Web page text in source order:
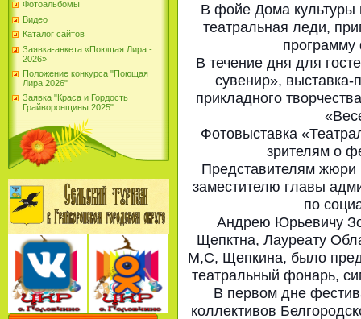
Фотоальбомы
Видео
Каталог сайтов
Заявка-анкета «Поющая Лира -
2026»
Положение конкурса "Поющая
Лира 2026"
Заявка "Краса и Гордость
Грайворонщины 2025"
В фойе Дома культуры
театральная леди,
программу
В течение дня для
сувенир»,
прикладного
Фотовыставка
зрителям о
Представителям жюри
заместителю главы
по
Андрею Юрьевичу
Щепктна, Лауреату
М,С, Щепкина, было
театральный фонарь,
В первом дне
коллективов